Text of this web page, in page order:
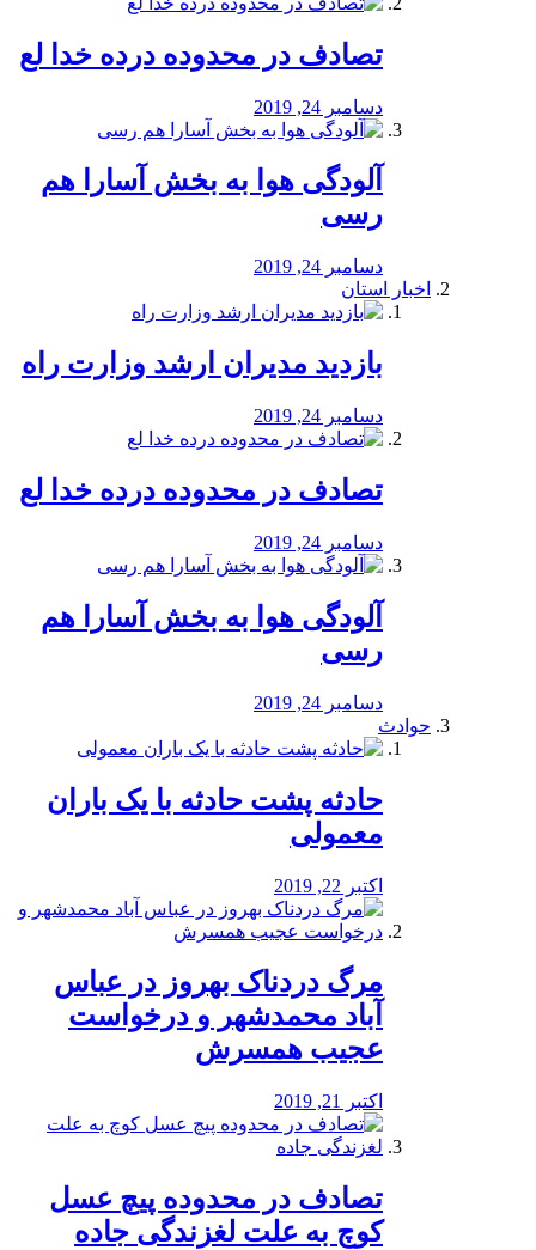
تصادف در محدوده درده خدا لع
دسامبر 24, 2019
آلودگی هوا به بخش آسارا هم
رسی
دسامبر 24, 2019
اخبار استان
بازدید مدیران ارشد وزارت راه
دسامبر 24, 2019
تصادف در محدوده درده خدا لع
دسامبر 24, 2019
آلودگی هوا به بخش آسارا هم
رسی
دسامبر 24, 2019
حوادث
️حادثه پشت حادثه با یک باران
معمولی
اکتبر 22, 2019
مرگ دردناک بهروز در عباس
آباد محمدشهر و درخواست
عجیب همسرش
اکتبر 21, 2019
تصادف در محدوده پیچ عسل
کوچ به علت لغزندگی جاده